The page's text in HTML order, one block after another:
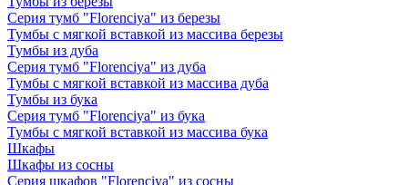
Серия тумб "Florenciya" из березы
Тумбы с мягкой вставкой из массива березы
Тумбы из дуба
Серия тумб "Florenciya" из дуба
Тумбы с мягкой вставкой из массива дуба
Тумбы из бука
Серия тумб "Florenciya" из бука
Тумбы с мягкой вставкой из массива бука
Шкафы
Шкафы из сосны
Серия шкафов "Florenciya" из сосны